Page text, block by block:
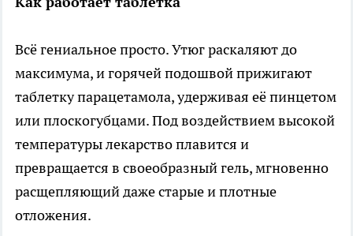
Всё гениальное просто. Утюг раскаляют до
максимума, и горячей подошвой прижигают
таблетку парацетамола, удерживая её пинцетом
или плоскогубцами. Под воздействием высокой
температуры лекарство плавится и
превращается в своеобразный гель, мгновенно
расщепляющий даже старые и плотные
отложения.